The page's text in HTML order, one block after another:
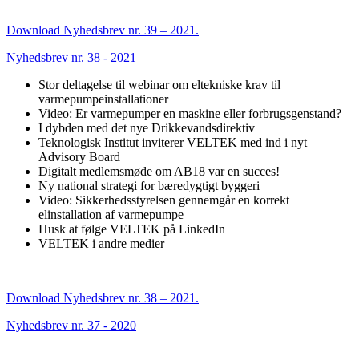
Download Nyhedsbrev nr. 39 – 2021.
Nyhedsbrev nr. 38 - 2021
Stor deltagelse til webinar om eltekniske krav til
varmepumpeinstallationer
Video: Er varmepumper en maskine eller forbrugsgenstand?
I dybden med det nye Drikkevandsdirektiv
Teknologisk Institut inviterer VELTEK med ind i nyt
Advisory Board
Digitalt medlemsmøde om AB18 var en succes!
Ny national strategi for bæredygtigt byggeri
Video: Sikkerhedsstyrelsen gennemgår en korrekt
elinstallation af varmepumpe
Husk at følge VELTEK på LinkedIn
VELTEK i andre medier
Download Nyhedsbrev nr. 38 – 2021.
Nyhedsbrev nr. 37 - 2020